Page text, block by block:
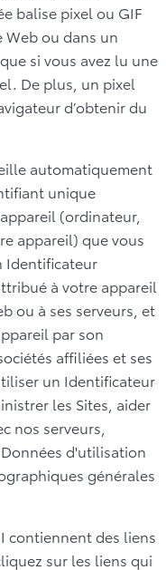
balise pixel ou GIF
ou dans un
si vous avez lu une
De plus, un pixel
d’obtenir du
automatiquement
unique
(ordinateur,
appareil) que vous
Identificateur
à votre appareil
ou à ses serveurs, et
par son
affiliées et ses
un Identificateur
les Sites, aider
nos serveurs,
d'utilisation
générales
contiennent des liens
sur les liens qui